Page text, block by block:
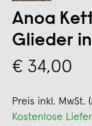
Anoa
Glieder
€ 34,00
Preis inkl. MwSt.
Kostenlose